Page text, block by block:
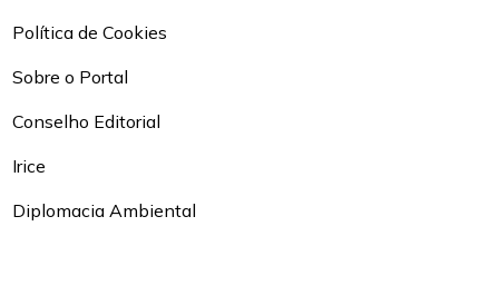
Política de Cookies
Sobre o Portal
Conselho Editorial
Irice
Diplomacia Ambiental